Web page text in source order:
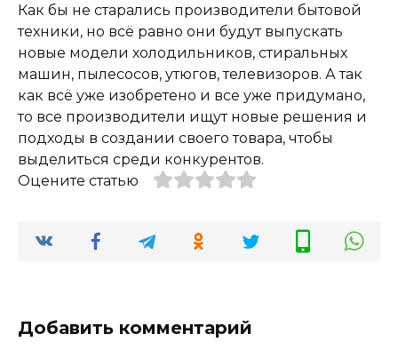
Как бы не старались производители бытовой
техники, но всё равно они будут выпускать
новые модели холодильников, стиральных
машин, пылесосов, утюгов, телевизоров. А так
как всё уже изобретено и все уже придумано,
то все производители ищут новые решения и
подходы в создании своего товара, чтобы
выделиться среди конкурентов.
Оцените статью
Добавить комментарий